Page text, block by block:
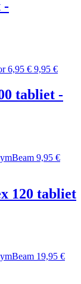
-
6,95 € 9,95 €
tabliet -
9,95 €
120 tabliet
19,95 €